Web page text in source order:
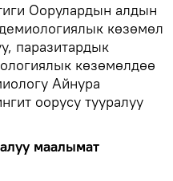
Оорулардын алдын
көзөмөл
паразитардык
көзөмөлдөө
Айнура
оорусу тууралуу
маалымат